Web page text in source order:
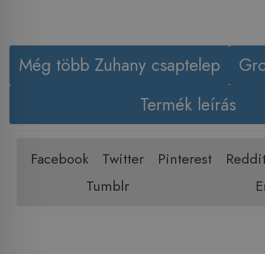
Még több Zuhany csaptelep
Termék leírás
Facebook Twitter Pinterest
Tumblr